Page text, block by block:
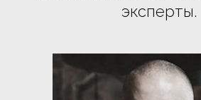
эксперты.